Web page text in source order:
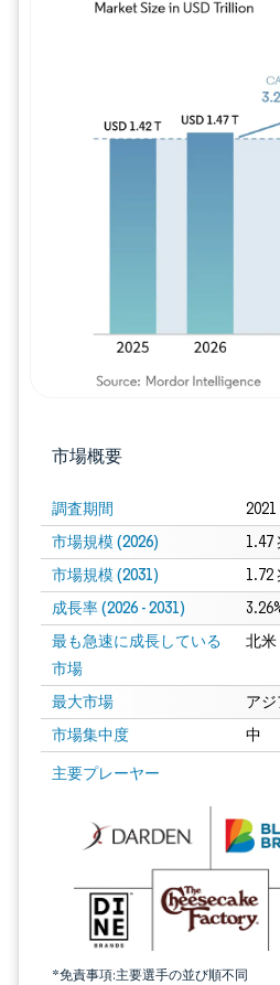
市場概要
調査期間 2021
市場規模 (2026) 1.47
市場規模 (2031) 1.72
成長率 (2026 - 2031)
最も急速に成長している
市場
北米
最大市場 ア
市場集中度 中
主要プレーヤー
*免責事項:主要選手の並び順不同
画像 © Mordor Intelligence。再利用に